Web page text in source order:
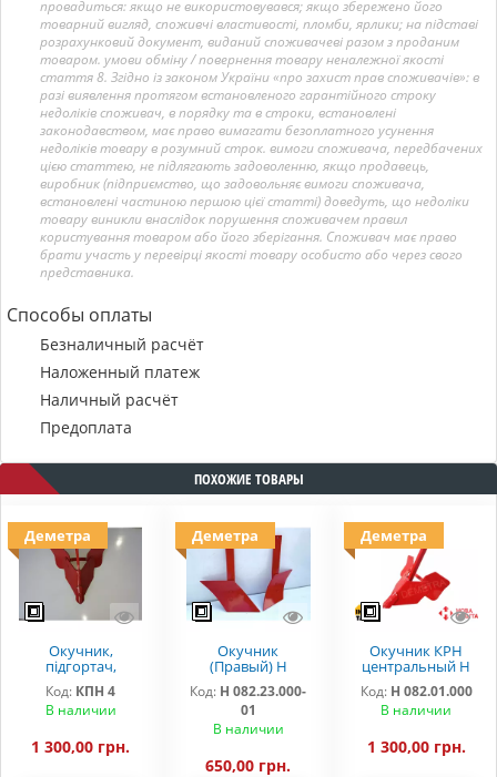
провадиться: якщо не використовувався; якщо збережено його
товарний вигляд, споживчі властивості, пломби, ярлики; на підставі
розрахунковий документ, виданий споживачеві разом з проданим
товаром. умови обміну / повернення товару неналежної якості
стаття 8. Згідно із законом України «про захист прав споживачів»: в
разі виявлення протягом встановленого гарантійного строку
недоліків споживач, в порядку та в строки, встановлені
законодавством, має право вимагати безоплатного усунення
недоліків товару в розумний строк. вимоги споживача, передбачених
цією статтею, не підлягають задоволенню, якщо продавець,
виробник (підприємство, що задовольняє вимоги споживача,
встановлені частиною першою цієї статті) доведуть, що недоліки
товару виникли внаслідок порушення споживачем правил
користування товаром або його зберігання. Споживач має право
брати участь у перевірці якості товару особисто або через свого
представника.
Способы оплаты
Безналичный расчёт
Наложенный платеж
Наличный расчёт
Предоплата
ПОХОЖИЕ ТОВАРЫ
Деметра
Окучник,
підгортач,
загортач КРН
Код: КПН 4
В наличии
1 300,00 грн.
Деметра
Окучник
(Правый) Н
082.23.000-01
Деметра
Код: Н 082.23.000-
01
В наличии
650,00 грн.
Деметра
Окучник КРН
центральный Н
082.01.000
"DEMETRA"
Код: Н 082.01.000
В наличии
1 300,00 грн.